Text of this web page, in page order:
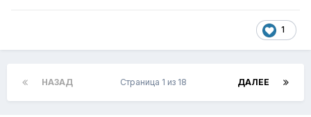
1
НАЗАД ДАЛЕЕ
Страница 1 из 18